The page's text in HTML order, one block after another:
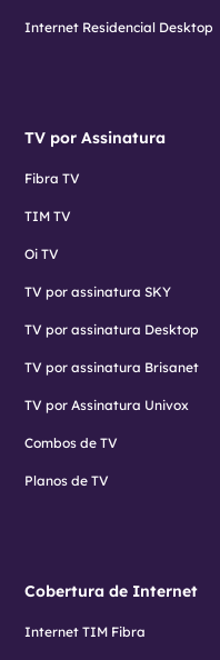
Internet Residencial Desktop
TV por Assinatura
Fibra TV
TIM TV
Oi TV
TV por assinatura SKY
TV por assinatura Desktop
TV por assinatura Brisanet
TV por Assinatura Univox
Combos de TV
Planos de TV
Cobertura de Internet
Internet TIM Fibra